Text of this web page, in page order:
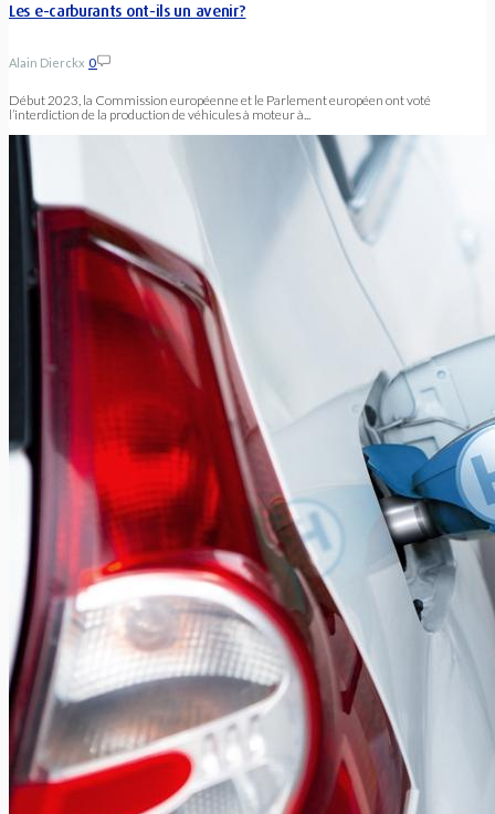
Les e-carburants ont-ils un avenir?
Alain Dierckx 0
Début 2023, la Commission européenne et le Parlement européen ont voté
l’interdiction de la production de véhicules à moteur à...